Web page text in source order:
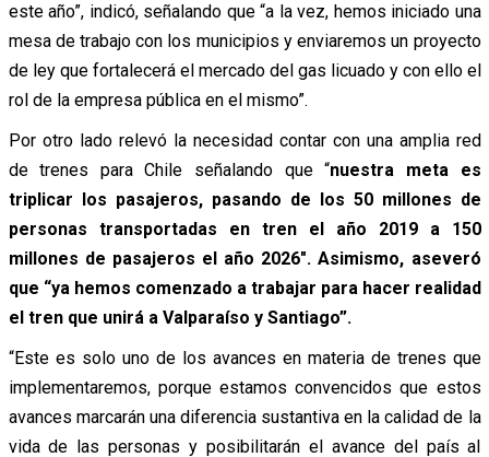
este año”, indicó, señalando que “a la vez, hemos iniciado una
mesa de trabajo con los municipios y enviaremos un proyecto
de ley que fortalecerá el mercado del gas licuado y con ello el
rol de la empresa pública en el mismo”.
Por otro lado relevó la necesidad contar con una amplia red
de trenes para Chile señalando que “nuestra meta es
triplicar los pasajeros, pasando de los 50 millones de
personas transportadas en tren el año 2019 a 150
millones de pasajeros el año 2026″. Asimismo, aseveró
que “ya hemos comenzado a trabajar para hacer realidad
el tren que unirá a Valparaíso y Santiago”.
“Este es solo uno de los avances en materia de trenes que
implementaremos, porque estamos convencidos que estos
avances marcarán una diferencia sustantiva en la calidad de la
vida de las personas y posibilitarán el avance del país al